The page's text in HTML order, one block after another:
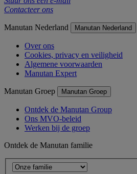
Contacteer ons
Manutan Nederland Manutan Nederland
Over ons
Cookies, privacy en veiligheid
Algemene voorwaarden
Manutan Expert
Manutan Groep Manutan Groep
Ontdek de Manutan Group
Ons MVO-beleid
Werken bij de groep
Ontdek de Manutan familie